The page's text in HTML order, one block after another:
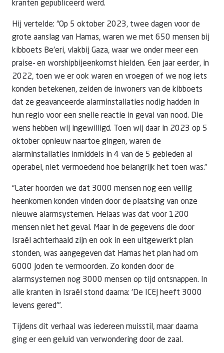
kranten gepubliceerd werd.
Hij vertelde: “Op 5 oktober 2023, twee dagen voor de
grote aanslag van Hamas, waren we met 650 mensen bij
kibboets Be'eri, vlakbij Gaza, waar we onder meer een
praise- en worshipbijeenkomst hielden. Een jaar eerder, in
2022, toen we er ook waren en vroegen of we nog iets
konden betekenen, zeiden de inwoners van de kibboets
dat ze geavanceerde alarminstallaties nodig hadden in
hun regio voor een snelle reactie in geval van nood. Die
wens hebben wij ingewilligd. Toen wij daar in 2023 op 5
oktober opnieuw naartoe gingen, waren de
alarminstallaties inmiddels in 4 van de 5 gebieden al
operabel, niet vermoedend hoe belangrijk het toen was.”
“Later hoorden we dat 3000 mensen nog een veilig
heenkomen konden vinden door de plaatsing van onze
nieuwe alarmsystemen. Helaas was dat voor 1200
mensen niet het geval. Maar in de gegevens die door
Israël achterhaald zijn en ook in een uitgewerkt plan
stonden, was aangegeven dat Hamas het plan had om
6000 Joden te vermoorden. Zo konden door de
alarmsystemen nog 3000 mensen op tijd ontsnappen. In
alle kranten in Israël stond daarna: 'De ICEJ heeft 3000
levens gered'".
Tijdens dit verhaal was iedereen muisstil, maar daarna
ging er een geluid van verwondering door de zaal.